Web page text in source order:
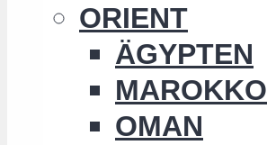
ORIENT
ÄGYPTEN
MAROKKO
OMAN